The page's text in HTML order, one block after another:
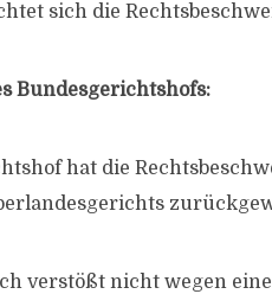
sich die
Bundesgerichtshofs:
hat die
verstößt nicht wegen